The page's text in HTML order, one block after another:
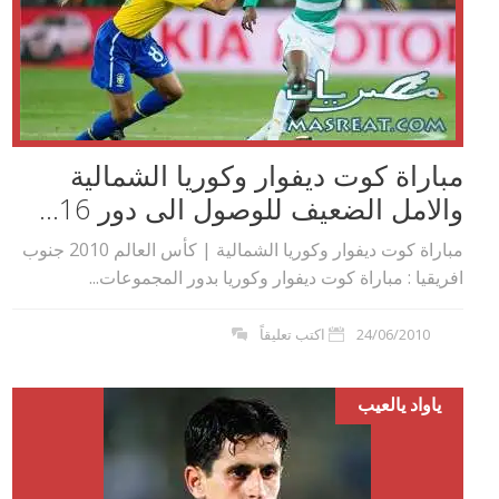
مباراة كوت ديفوار وكوريا الشمالية
والامل الضعيف للوصول الى دور 16...
مباراة كوت ديفوار وكوريا الشمالية | كأس العالم 2010 جنوب
افريقيا : مباراة كوت ديفوار وكوريا بدور المجموعات...
24/06/2010 اكتب تعليقاً
ياواد يالعيب